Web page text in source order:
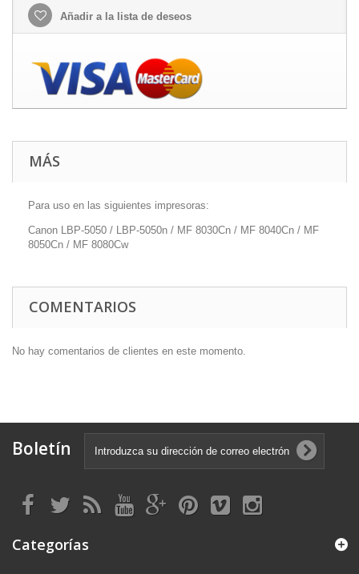
Añadir a la lista de deseos
MÁS
Para uso en las siguientes impresoras:
Canon LBP-5050 / LBP-5050n / MF 8030Cn / MF 8040Cn / MF
8050Cn / MF 8080Cw
COMENTARIOS
No hay comentarios de clientes en este momento.
Boletín
Categorías